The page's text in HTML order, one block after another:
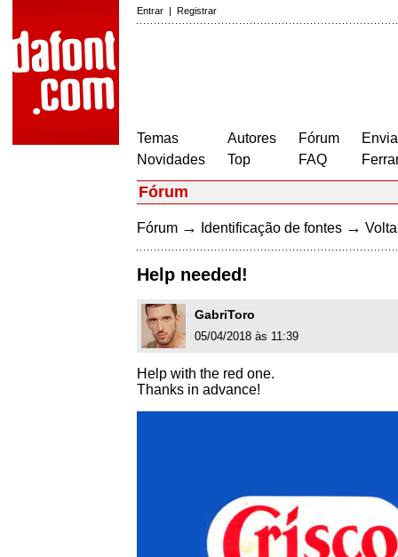
Entrar | Registrar
Temas
Novidades
Autores
Top
Fórum
FAQ
Fórum
Fórum → Identificação de fontes →
Help needed!
GabriToro
05/04/2018 às 11:39
Help with the red one.
Thanks in advance!